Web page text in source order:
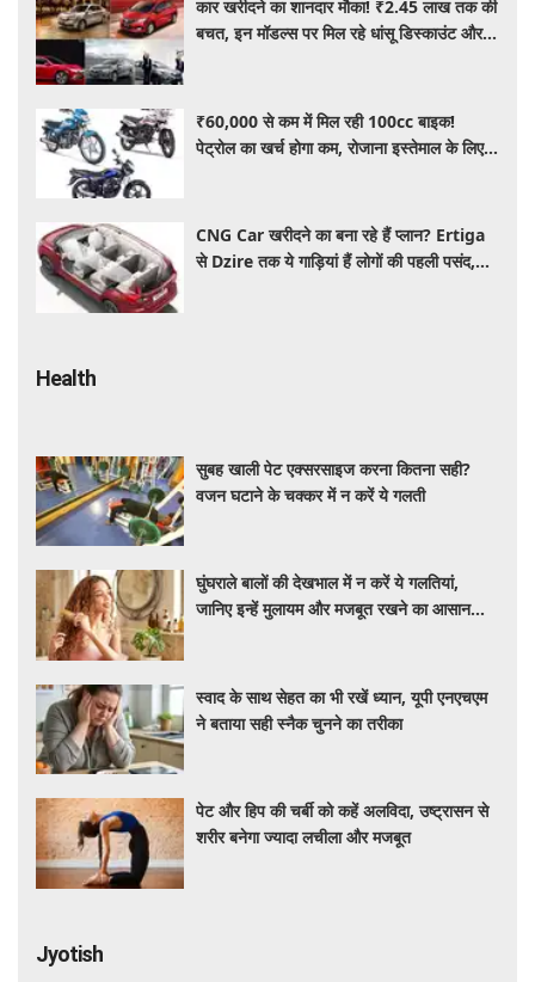
कार खरीदने का शानदार मौका! ₹2.45 लाख तक की
बचत, इन मॉडल्स पर मिल रहे धांसू डिस्काउंट और
₹60,000 से कम में मिल रही 100cc बाइक!
पेट्रोल का खर्च होगा कम, रोजाना इस्तेमाल के लिए है
CNG Car खरीदने का बना रहे हैं प्लान? Ertiga
से Dzire तक ये गाड़ियां हैं लोगों की पहली पसंद,
Health
सुबह खाली पेट एक्सरसाइज करना कितना सही?
वजन घटाने के चक्कर में न करें ये गलती
घुंघराले बालों की देखभाल में न करें ये गलतियां,
जानिए इन्हें मुलायम और मजबूत रखने का आसान
स्वाद के साथ सेहत का भी रखें ध्यान, यूपी एनएचएम
ने बताया सही स्नैक चुनने का तरीका
पेट और हिप की चर्बी को कहें अलविदा, उष्ट्रासन से
शरीर बनेगा ज्यादा लचीला और मजबूत
Jyotish